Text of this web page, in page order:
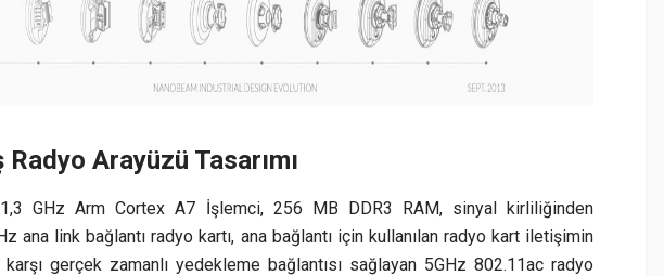
Arayüzü Tasarımı
1,3 GHz Arm Cortex A7 İşlemci, 256 MB DDR3 RAM, sinyal kirliliğinden
ana link bağlantı radyo kartı, ana bağlantı için kullanılan radyo kart iletişimin
gerçek zamanlı yedekleme bağlantısı sağlayan 5GHz 802.11ac radyo